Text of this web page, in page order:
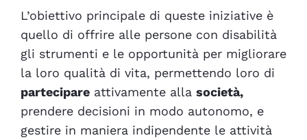
L’obiettivo principale di queste iniziative è
quello di offrire alle persone con disabilità
gli strumenti e le opportunità per migliorare
la loro qualità di vita, permettendo loro di
partecipareattivamente alla società,
prendere decisioni in modo autonomo, e
gestire in maniera indipendente le attività